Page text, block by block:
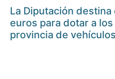
La Diputación
euros para dotar a
provincia de